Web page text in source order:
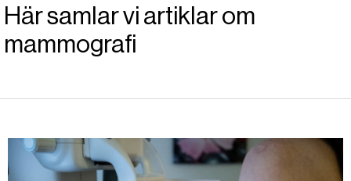
Här samlar vi artiklar om
mammografi